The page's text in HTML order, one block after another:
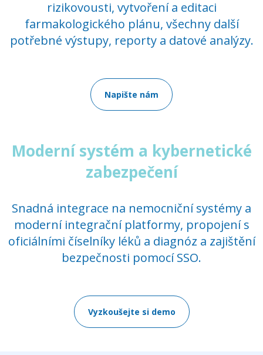
rizikovousti, vytvoření a editaci
farmakologického plánu, všechny další
potřebné výstupy, reporty a datové analýzy.
Napište nám
Moderní systém a kybernetické
zabezpečení
Snadná integrace na nemocniční systémy a
moderní integrační platformy, propojení s
oficiálními číselníky léků a diagnóz a zajištění
bezpečnosti pomocí SSO.
Vyzkoušejte si demo